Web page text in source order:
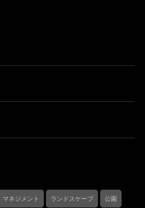
マネジメント ランドスケープ 公園